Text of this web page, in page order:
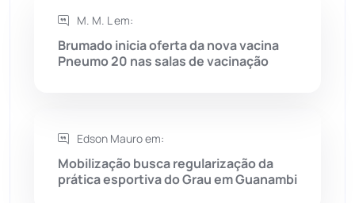
Rio do Antônio
Rio do Pires
Seabra
Sebastião Laranjeiras (96)
M. M. L em:
Brumado inicia oferta da nova vacina
Pneumo 20 nas salas de vacinação
Edson Mauro em:
Mobilização busca regularização da
prática esportiva do Grau em Guanambi